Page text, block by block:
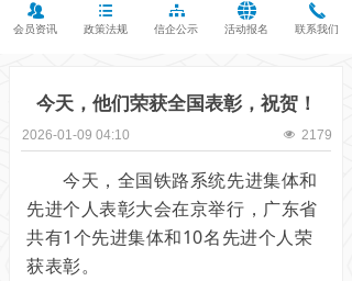
뀡
会员资讯
뀑
政策法规
뀒
信企公示
뀁
活动报名
끅
联系我们
今天，他们荣获全国表彰，祝贺！
今天，全国铁路系统先进集体和
先进个人表彰大会在京举行，广东省
共有1个先进集体和10名先进个人荣
获表彰。
넶 2179
2026-01-09 04:10